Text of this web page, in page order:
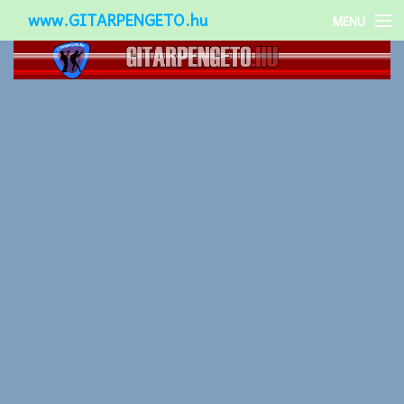
www.GITARPENGETO.hu MENU
Népszerű-